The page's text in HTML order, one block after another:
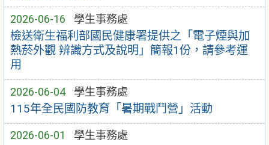
2026-06-16 學生事務處
檢送衛生福利部國民健康署提供之「電子煙與加
熱菸外觀 辨識方式及說明」簡報1份，請參考運
用
2026-06-04 學生事務處
115年全民國防教育「暑期戰鬥營」活動
2026-06-01 學生事務處